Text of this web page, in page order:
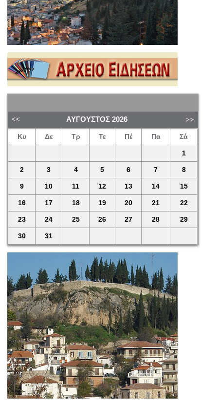
ΑΎΓΟΥΣΤΟΣ 2026
Κυ Δε Τρ Τε Πέ Πα Σά
1
2 3 4 5 6 7 8
9 10 11 12 13 14 15
16 17 18 19 20 21 22
23 24 25 26 27 28 29
30 31